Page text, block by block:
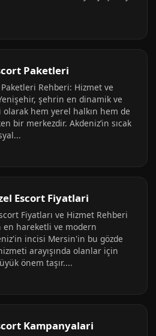
Paketleri
Rehberi: Hizmet ve
şehrin en dinamik ve
hem yerel halkın hem de
bir merkezdir. Akdeniz’in sıcak
Escort Fiyatlari
Fiyatları ve Hizmet Rehberi
en hareketli ve modern
incisi Mersin'in bu gözde
arayışında olanlar için
önem taşır....
Kampanyalari